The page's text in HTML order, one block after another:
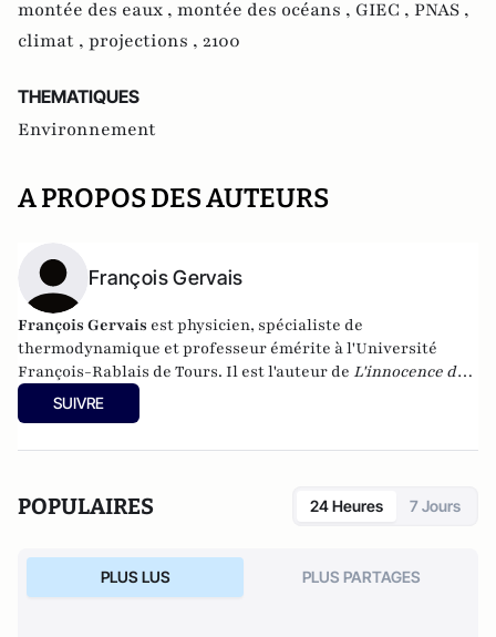
montée des eaux , montée des océans , GIEC , PNAS ,
climat , projections , 2100
THEMATIQUES
Environnement
A PROPOS DES AUTEURS
François Gervais
François Gervais est physicien, spécialiste de
thermodynamique et professeur émérite à l'Université
François-Rablais de Tours. Il est l'auteur de L'innocence du
carboneaux éditions Albin Michel (2013).
SUIVRE
POPULAIRES 24 Heures 7 Jours
PLUS LUS PLUS PARTAGES